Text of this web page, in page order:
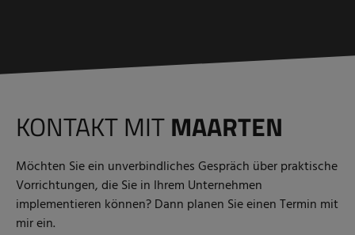
KONTAKT MITMAARTEN
Möchten Sie ein unverbindliches Gespräch über praktische
Vorrichtungen, die Sie in Ihrem Unternehmen
implementieren können? Dann planen Sie einen Termin mit
mir ein.